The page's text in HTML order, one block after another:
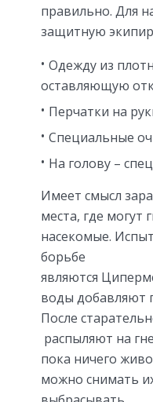
правильно. Для
защитную
Одежду из
оставляющую
Перчатки на
Специальные
На голову –
Имеет смысл
места, где могут
насекомые.
борьбе
являются
воды добавляют
После
распыляют на
пока ничего
можно снимать